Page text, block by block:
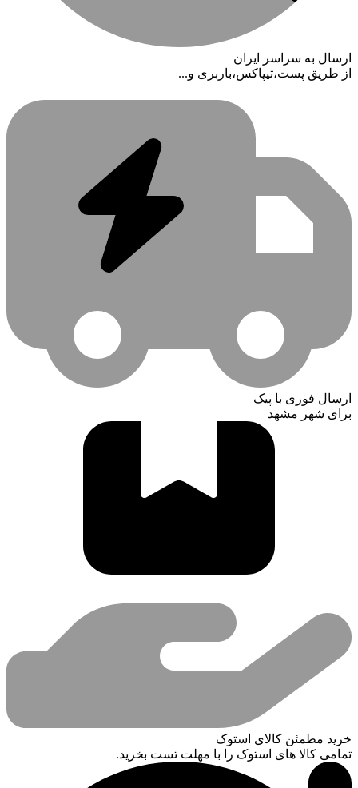
ارسال به سراسر ایران
از طریق پست،تیپاکس،باربری و...
ارسال فوری با پیک
برای شهر مشهد
خرید مطمئن کالای استوک
تمامی کالا های استوک را با مهلت تست بخرید.